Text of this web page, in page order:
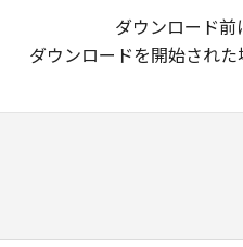
ダウンロード前
ダウンロードを開始され